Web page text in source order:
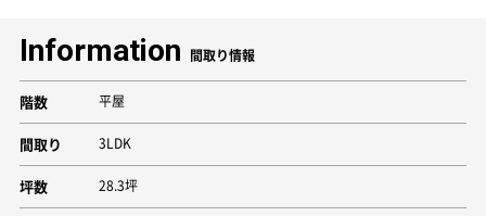
Information 間取り情報
階数 平屋
間取り 3LDK
坪数 28.3坪